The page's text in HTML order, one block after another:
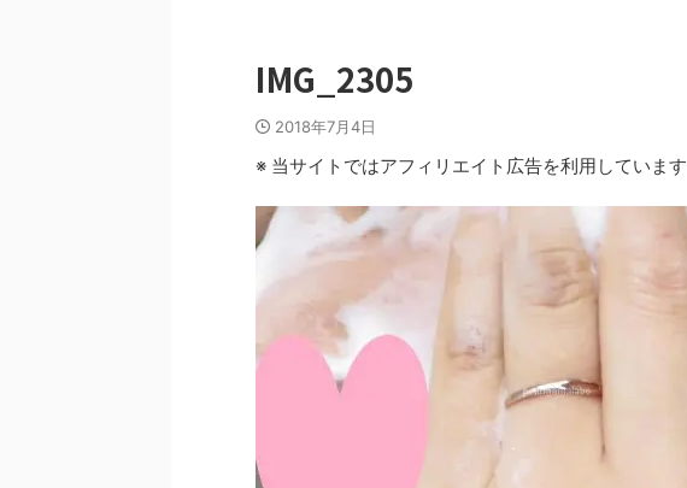
IMG_2305
2018年7月4日
※ 当サイトではアフィリエイト広告を利用しています